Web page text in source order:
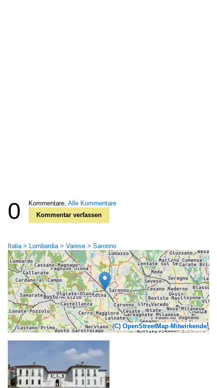
0 Kommentare, Alle Kommentare
Kommentar verfassen
Italia > Lombardia > Varese > Saronno
(C) OpenStreetMap-Mitwirkende